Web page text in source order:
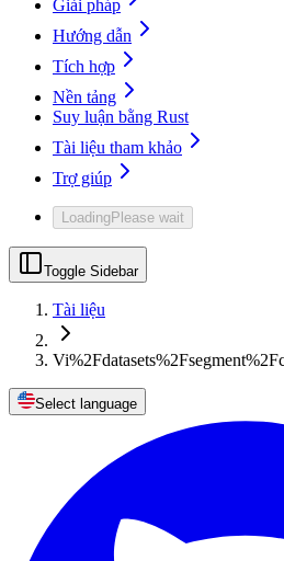
Giải pháp
Hướng dẫn
Tích hợp
Nền tảng
Suy luận bằng Rust
Tài liệu tham khảo
Trợ giúp
LoadingPlease wait
Toggle Sidebar
Tài liệu
Select language